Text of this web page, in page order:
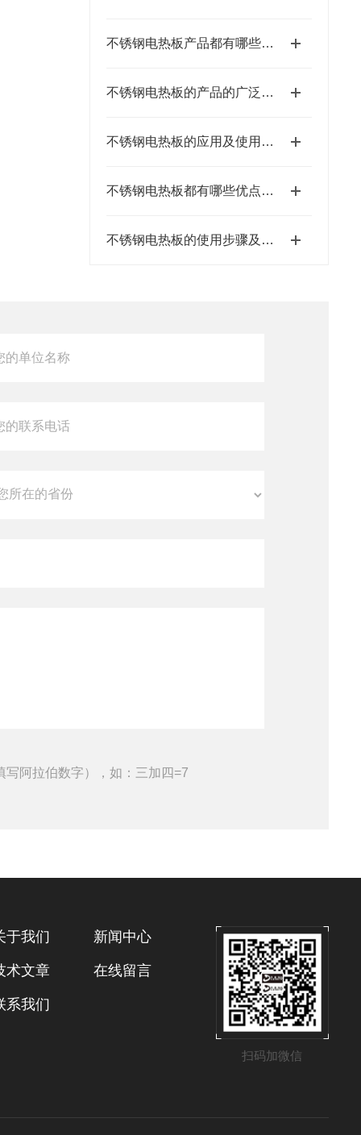
不锈钢电热板产品都有哪些特点呢？
不锈钢电热板的产品的广泛应用及使用注意
不锈钢电热板的应用及使用维护
不锈钢电热板都有哪些优点，使用时应注意些什么呢？
不锈钢电热板的使用步骤及优点介绍
写阿拉伯数字），如：三加四=7
扫码加微信
于我们 新闻中心
术文章 在线留言
系我们